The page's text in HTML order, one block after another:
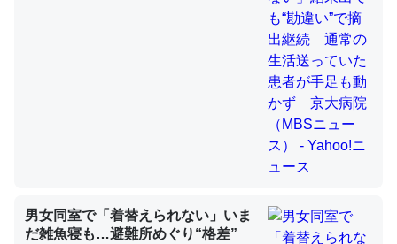
これを元に考えるとカルシウムを大量に使う脊椎動物と貝
類は苦労してるんだな…。腹足類だと殻を無くしてナメク
─ニュース :: 【研究発表】昆虫学の大問題＝「昆虫はなぜ海にいな
男女同室で「着替えられない」いま
だ雑魚寝も…避難所めぐり“格差”